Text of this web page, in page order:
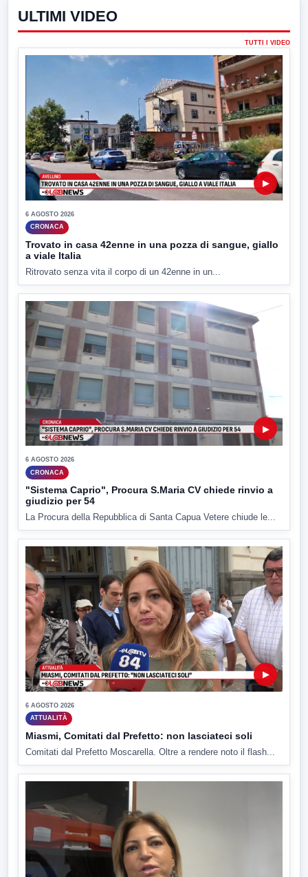
ULTIMI VIDEO
TUTTI I VIDEO
▶
6 AGOSTO 2026
CRONACA
Trovato in casa 42enne in una pozza di sangue, giallo
a viale Italia
Ritrovato senza vita il corpo di un 42enne in un...
▶
6 AGOSTO 2026
CRONACA
"Sistema Caprio", Procura S.Maria CV chiede rinvio a
giudizio per 54
La Procura della Repubblica di Santa Capua Vetere chiude le...
▶
6 AGOSTO 2026
ATTUALITÀ
Miasmi, Comitati dal Prefetto: non lasciateci soli
Comitati dal Prefetto Moscarella. Oltre a rendere noto il flash...